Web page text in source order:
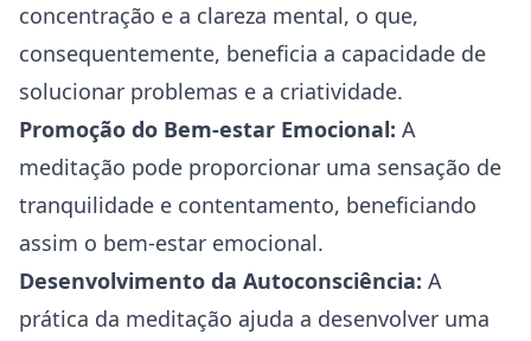
concentração e a clareza mental, o que,
consequentemente, beneficia a capacidade de
solucionar problemas e a criatividade.
Promoção do Bem-estar Emocional: A
meditação pode proporcionar uma sensação de
tranquilidade e contentamento, beneficiando
assim o bem-estar emocional.
Desenvolvimento da Autoconsciência: A
prática da meditação ajuda a desenvolver uma